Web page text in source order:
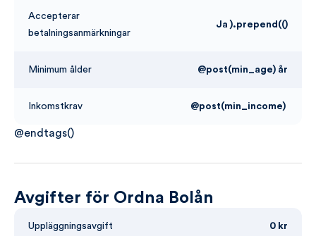
Accepterar
betalningsanmärkningar
Ja ).prepend(()
Minimum ålder @post(min_age) år
Inkomstkrav @post(min_income)
@endtags()
Avgifter för Ordna Bolån
Uppläggningsavgift 0 kr